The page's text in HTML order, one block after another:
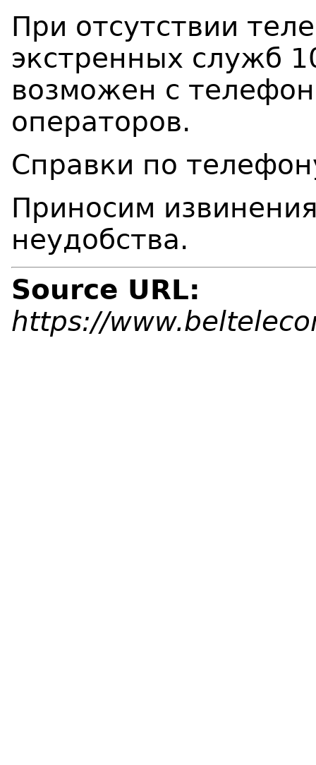
При отсутствии
экстренных служб
возможен с
операторов.
Справки по
Приносим
неудобства.
Source URL:
https://